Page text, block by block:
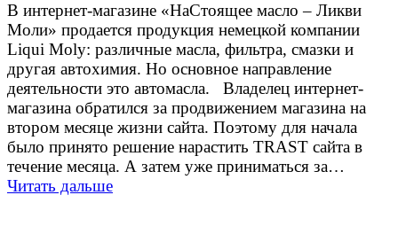
В интернет-магазине «НаСтоящее масло – Ликви
Моли» продается продукция немецкой компании
Liqui Moly: различные масла, фильтра, смазки и
другая автохимия. Но основное направление
деятельности это автомасла. Владелец интернет-
магазина обратился за продвижением магазина на
втором месяце жизни сайта. Поэтому для начала
было принято решение нарастить TRAST сайта в
течение месяца. А затем уже приниматься за…
Читать дальше